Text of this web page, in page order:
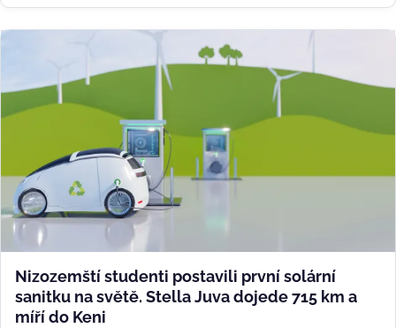
Nizozemští studenti postavili první solární
sanitku na světě. Stella Juva dojede 715 km a
míří do Keni